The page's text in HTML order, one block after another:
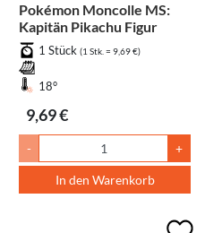
Pokémon Moncolle MS:
Kapitän Pikachu Figur
1 Stück (1 Stk. = 9,69 €)
18°
9,69 €
- +
In den Warenkorb